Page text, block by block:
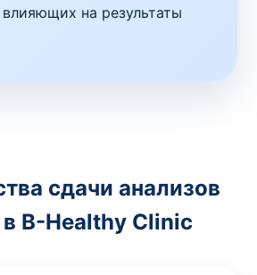
влияющих на результаты
сдачи анализов
B-Healthy Clinic